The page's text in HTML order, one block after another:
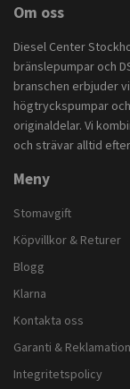
Om oss
Diesel Center
bränslepumpar och
branschen erbjuder
högtryckspumpar
originaldelar. Vi
och strävar alltid
Meny
Stomavgift
Köpvillkor & Returer
Blogg
Klarna
Kontakta oss
Garanti &
Integritetspolicy